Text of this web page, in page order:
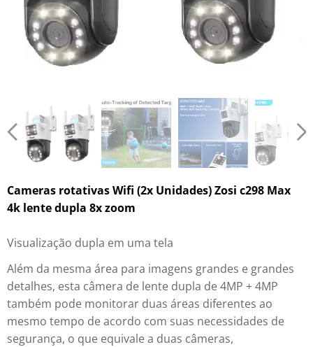
Cameras rotativas Wifi (2x Unidades) Zosi c298 Max
4k lente dupla 8x zoom
Visualização dupla em uma tela
Além da mesma área para imagens grandes e grandes
detalhes, esta câmera de lente dupla de 4MP + 4MP
também pode monitorar duas áreas diferentes ao
mesmo tempo de acordo com suas necessidades de
segurança, o que equivale a duas câmeras,